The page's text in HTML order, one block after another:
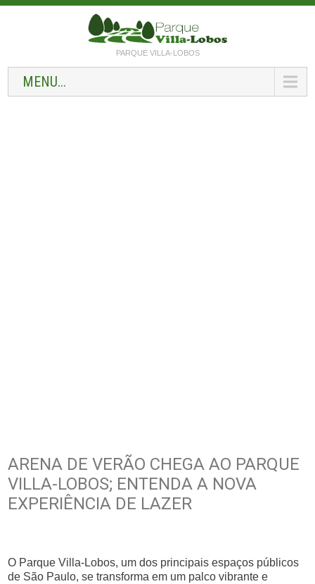
PARQUE VILLA-LOBOS
MENU...
ARENA DE VERÃO CHEGA AO PARQUE
VILLA-LOBOS; ENTENDA A NOVA
EXPERIÊNCIA DE LAZER
O Parque Villa-Lobos, um dos principais espaços públicos
de São Paulo, se transforma em um palco vibrante e